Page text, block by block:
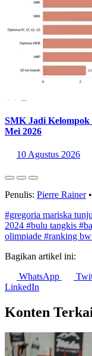
SMK Jadi Kelompok
Mei 2026
10 Agustus 2026
Penulis: Pierre Rainer •
#gregoria mariska
2024 #bulu tangkis
olimpiade #ranking
Bagikan artikel ini:
WhatsApp
LinkedIn
Konten